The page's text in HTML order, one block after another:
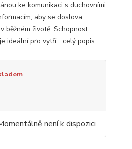
ke komunikaci s duchovními
aby se doslova
běžném životě. Schopnost
ideální pro vytří... celý popis
není k dispozici